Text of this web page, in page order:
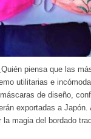
piensa que las
utilitarias e
de diseño,
exportadas a
la magia del bordado